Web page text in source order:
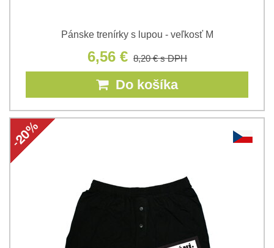
Pánske trenírky s lupou - veľkosť M
6,56 € 8,20 €s DPH
Do košíka